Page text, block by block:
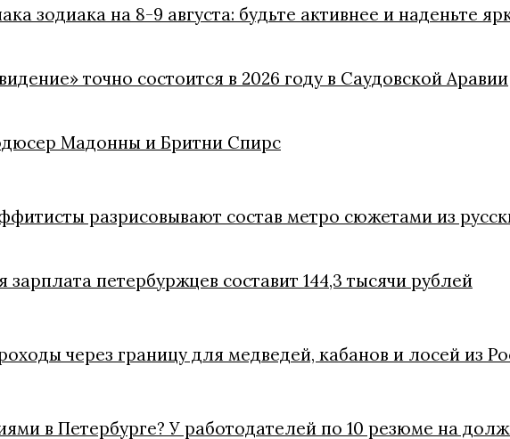
зодиака на 8-9 августа: будьте активнее и наденьте
точно состоится в 2026 году в Саудовской Аравии
Мадонны и Бритни Спирс
разрисовывают состав метро сюжетами из
петербуржцев составит 144,3 тысячи рублей
через границу для медведей, кабанов и лосей из
в Петербурге? У работодателей по 10 резюме на